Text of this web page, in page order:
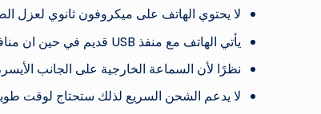
لا يحتوي الهاتف على ميكروفون ثانوي لعزل
يأتي الهاتف مع منفذ USB قديم في حين ان منافسه Xiaomi Redmi 8 يأتي مع منفذ من النوع TYPE C.
نظرًا لأن السماعة الخارجية على الجانب
لا يدعم الشحن السريع لذلك ستحتاج لوقت